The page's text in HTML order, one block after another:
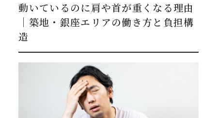
動いているのに肩や首が重くなる理由
｜築地・銀座エリアの働き方と負担構
造